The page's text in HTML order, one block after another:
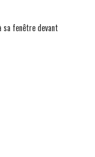
sa fenêtre devant